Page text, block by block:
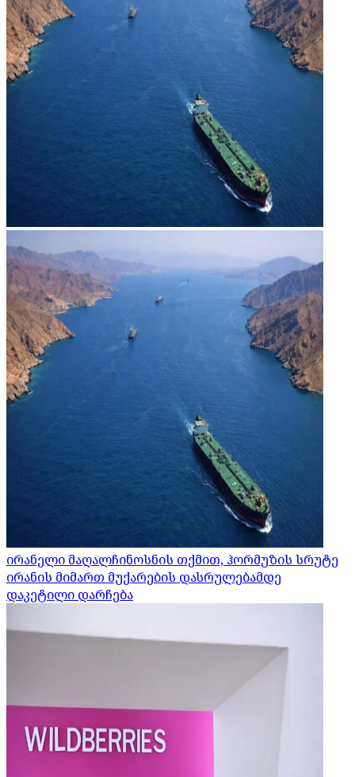
ირანელი მაღალჩინოსნის თქმით, ჰორმუზის სრუტე
ირანის მიმართ მუქარების დასრულებამდე
დაკეტილი დარჩება